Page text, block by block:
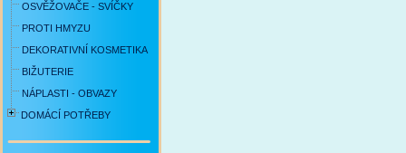
OSVĚŽOVAČE - SVÍČKY
PROTI HMYZU
DEKORATIVNÍ KOSMETIKA
BIŽUTERIE
NÁPLASTI - OBVAZY
DOMÁCÍ POTŘEBY